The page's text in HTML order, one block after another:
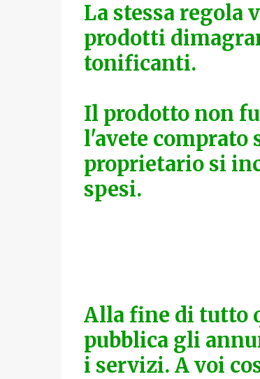
La stessa regola
prodotti
tonificanti.
Il prodotto non
l'avete comprato
proprietario si
spesi.
Alla fine di tutto
pubblica gli
i servizi. A voi